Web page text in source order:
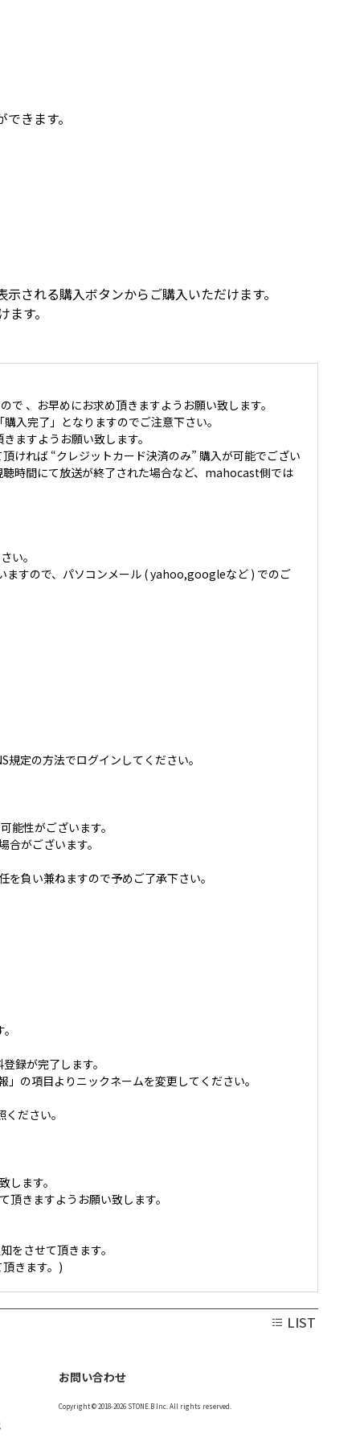
きます。
される購入ボタンからご購入いただけます。
す。
、お早めにお求め頂きますようお願い致します。
入完了」となりますのでご注意下さい。
ますようお願い致します。
ければ “クレジットカード決済のみ” 購入が可能でござい
時間にて放送が終了された場合など、mahocast側では
い。
すので、パソコンメール ( yahoo,googleなど ) でのご
定の方法でログインしてください。
性がございます。
がございます。
負い兼ねますので予めご了承下さい。
録が完了します。
の項目よりニックネームを変更してください。
ださい。
ます。
きますようお願い致します。
させて頂きます。
きます。)
LIST
お問い合わせ
Copyright © 2018-2026 STONE.B Inc. All rights reserved.